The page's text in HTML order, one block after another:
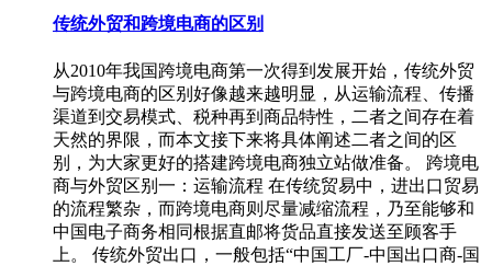
传统外贸和跨境电商的区别
从2010年我国跨境电商第一次得到发展开始，传统外贸
与跨境电商的区别好像越来越明显，从运输流程、传播
渠道到交易模式、税种再到商品特性，二者之间存在着
天然的界限，而本文接下来将具体阐述二者之间的区
别，为大家更好的搭建跨境电商独立站做准备。 跨境电
商与外贸区别一：运输流程 在传统贸易中，进出口贸易
的流程繁杂，而跨境电商则尽量减缩流程，乃至能够和
中国电子商务相同根据直邮将货品直接发送至顾客手
上。 传统外贸出口，一般包括“中国工厂-中国出口商-国